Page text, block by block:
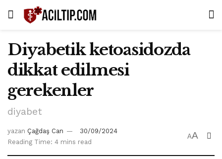
Diyabetik ketoasidozda
dikkat edilmesi
gerekenler
diyabet
yazan Çağdaş Can
30/09/2024
Reading Time: 4 mins read
AA